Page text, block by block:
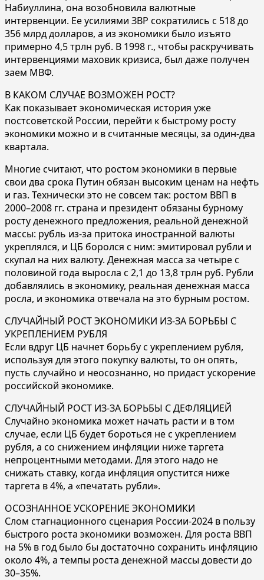
Набиуллина, она возобновила валютные
интервенции. Ее усилиями ЗВР сократились с 518 до
356 млрд долларов, а из экономики было изъято
примерно 4,5 трлн руб. В 1998 г., чтобы раскручивать
интервенциями маховик кризиса, был даже получен
заем МВФ.
В КАКОМ СЛУЧАЕ ВОЗМОЖЕН РОСТ?
Как показывает экономическая история уже
постсоветской России, перейти к быстрому росту
экономики можно и в считанные месяцы, за один-два
квартала.
Многие считают, что ростом экономики в первые
свои два срока Путин обязан высоким ценам на нефть
и газ. Технически это не совсем так: ростом ВВП в
2000–2008 гг. страна и президент обязаны бурному
росту денежного предложения, реальной денежной
массы: рубль из-за притока иностранной валюты
укреплялся, и ЦБ боролся с ним: эмитировал рубли и
скупал на них валюту. Денежная масса за четыре с
половиной года выросла с 2,1 до 13,8 трлн руб. Рубли
добавлялись в экономику, реальная денежная масса
росла, и экономика отвечала на это бурным ростом.
СЛУЧАЙНЫЙ РОСТ ЭКОНОМИКИ ИЗ-ЗА БОРЬБЫ С
УКРЕПЛЕНИЕМ РУБЛЯ
Если вдруг ЦБ начнет борьбу с укреплением рубля,
используя для этого покупку валюты, то он опять,
пусть случайно и неосознанно, но придаст ускорение
российской экономике.
СЛУЧАЙНЫЙ РОСТ ИЗ-ЗА БОРЬБЫ С ДЕФЛЯЦИЕЙ
Случайно экономика может начать расти и в том
случае, если ЦБ будет бороться не с укреплением
рубля, а со снижением инфляции ниже таргета
непроцентными методами. Для этого надо не
снижать ставку, когда инфляция опустится ниже
таргета в 4%, а «печатать рубли».
ОСОЗНАННОЕ УСКОРЕНИЕ ЭКОНОМИКИ
Слом стагнационного сценария России-2024 в пользу
быстрого роста экономики возможен. Для роста ВВП
на 5% в год было бы достаточно сохранить инфляцию
около 4%, а темпы роста денежной массы довести до
30–35%.